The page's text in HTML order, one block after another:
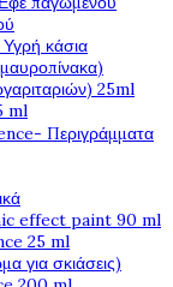
κάσια
25ml
ml
Περιγράμματα
effect paint 90 ml
25 ml
για σκιάσεις)